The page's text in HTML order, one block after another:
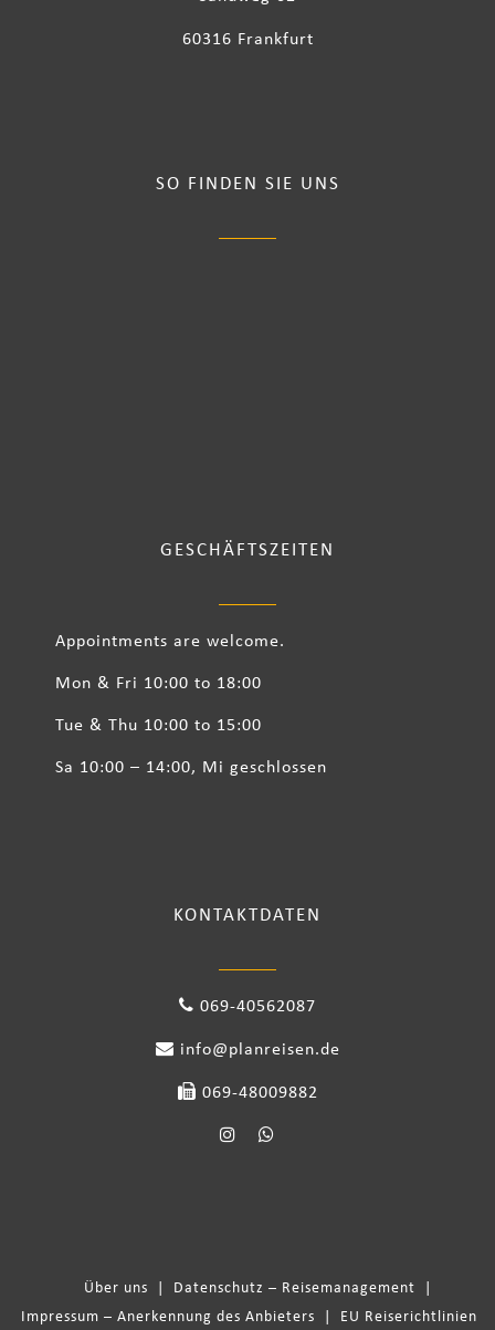
60316 Frankfurt
SO FINDEN SIE UNS
GESCHÄFTSZEITEN
Appointments are welcome.
Mon & Fri 10:00 to 18:00
Tue & Thu 10:00 to 15:00
Sa 10:00 – 14:00, Mi geschlossen
KONTAKTDATEN
069-40562087
info@planreisen.de
069-48009882
Über uns Datenschutz – Reisemanagement
Impressum – Anerkennung des Anbieters
EU Reiserichtlinien